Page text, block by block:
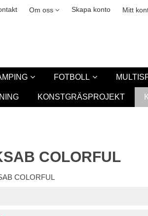
Om oss Skapa konto Mitt
FOTBOLL
KONSTGRÄSPROJEKT
COLORFUL
COLORFUL